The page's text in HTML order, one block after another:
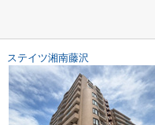
ステイツ湘南藤沢